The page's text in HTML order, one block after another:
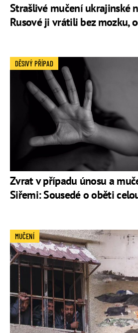
Strašlivé mučení ukrajinské
Rusové ji vrátili bez mozku,
Zvrat v případu únosu a
Siřemi: Sousedé o oběti
DĚSIVÝ PŘÍPAD
MUČENÍ